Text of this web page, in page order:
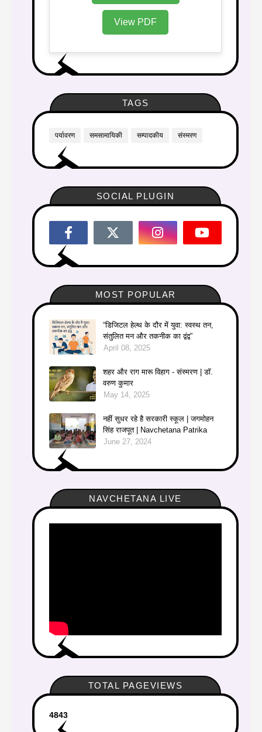
View PDF
TAGS
पर्यावरण समसामायिकी सम्पादकीय संस्मरण
SOCIAL PLUGIN
MOST POPULAR
“डिजिटल हेल्थ के दौर में युवा: स्वस्थ तन,
संतुलित मन और तकनीक का द्वंद्व”
April 08, 2025
शहर और राग मारू विहाग - संस्मरण | डॉ.
वरुण कुमार
May 14, 2025
नहीं सुधर रहे है सरकारी स्कूल | जगमोहन
सिंह राजपूत | Navchetana Patrika
June 27, 2024
NAVCHETANA LIVE
TOTAL PAGEVIEWS
4843